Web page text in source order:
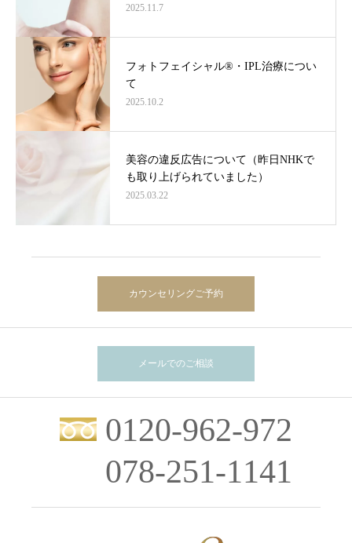
2025.11.7
フォトフェイシャル®・IPL治療につい
て
2025.10.2
美容の違反広告について（昨日NHKで
も取り上げられていました）
2025.03.22
カウンセリングご予約
メールでのご相談
0120-962-972
078-251-1141